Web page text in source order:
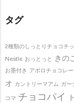
タグ
2種類のしっとりチョコチ
Nestle おっとっと きの
お墨付き アポロチョコレー
オ カントリーマアム ガー
コマ チョコパイ